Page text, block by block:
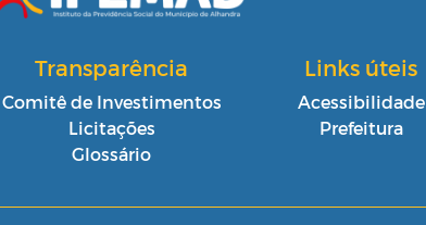
Transparência
Comitê de Investimentos
Licitações
Glossário
Links úteis
Acessibilidade
Prefeitura